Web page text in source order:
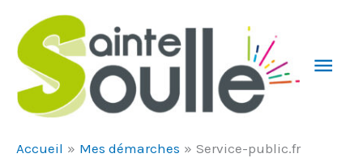
Accueil Mes démarches Service-public.fr